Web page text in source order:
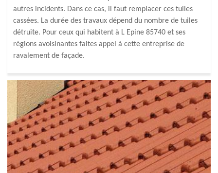
autres incidents. Dans ce cas, il faut remplacer ces tuiles
cassées. La durée des travaux dépend du nombre de tuiles
détruite. Pour ceux qui habitent à L Epine 85740 et ses
régions avoisinantes faites appel à cette entreprise de
ravalement de façade.